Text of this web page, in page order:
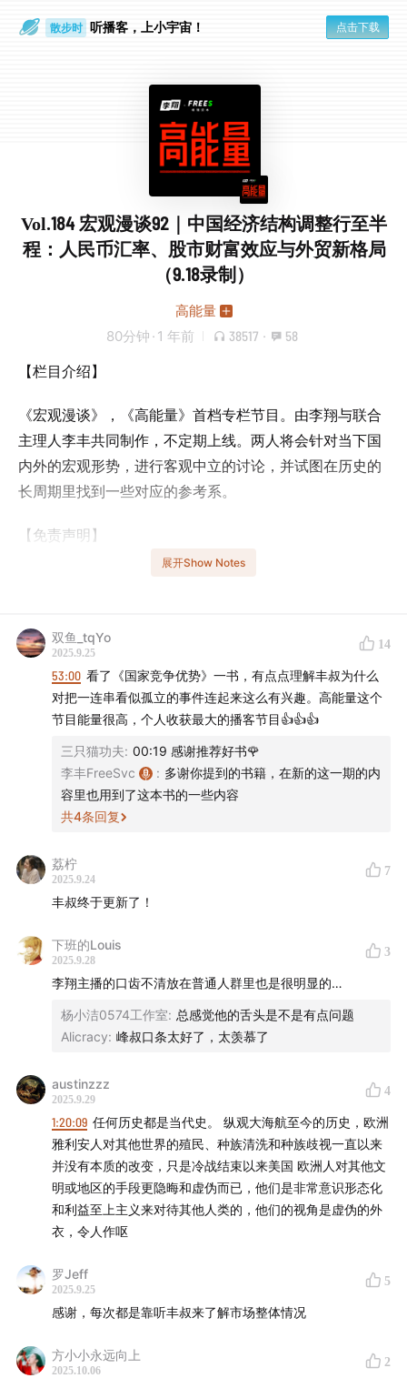
散步时 听播客，上小宇宙！ 点击下载
Vol.184 宏观漫谈92｜中国经济结构调整行至半
程：人民币汇率、股市财富效应与外贸新格局
（9.18录制）
高能量
80分钟 · 1 年前 38517 · 58
【栏目介绍】
《宏观漫谈》，《高能量》首档专栏节目。由李翔与联合
主理人李丰共同制作，不定期上线。两人将会针对当下国
内外的宏观形势，进行客观中立的讨论，并试图在历史的
长周期里找到一些对应的参考系。
【免责声明】
【内容索引】
当地时间9月17日，美联储决定降息25个基点，基本
兑现了市场自4月以来的降息预期。
当前，人民币汇率保持稳定，并对美元呈现升值。
这主要是因为市场对美元弱势预期的兑现、关税可能引发
的美国货品通胀，以及美国服务业通胀等因素的叠加。
05:57
尽管市场对人民币汇率存在升值预期，但明年人民
币大幅升值的可能性或许并不大。
33.1%，与此同时，中国整体出口总额却实现了4.8%的同
比增长。如何理解这一组看似矛盾的数据？
2024年，中国出口贸易中高技术产品占比18.2%，
今年上半年同比增长9.2%。由于高技术附加值产品对汇率
有助于巩固人民币汇率的升值预期，还能增强人民币对其
他国家的购买力，保持中国外贸的竞争力。
这两件事，叠加与中国开展本币互换的国家数量和互
换规模的持续扩大，都有助于中国的国际贸易结构调整。
9月12日，国家外汇管理局发布通知，提到将便利境
接收境外资金等事项
这可能释放出的信号是中国在外汇
使用和管制上的适度放宽。
21:12 中国外汇政策调整可能基于以下三个前提：一，人民
展开Show Notes
双鱼_tqYo
2025.9.25
14
53:00 看了《国家竞争优势》一书，有点点理解丰叔为什么
对把一连串看似孤立的事件连起来这么有兴趣。高能量这个
节目能量很高，个人收获最大的播客节目👍👍👍
三只猫功夫: 00:19 感谢推荐好书🌹
李丰FreeSvc
: 多谢你提到的书籍，在新的这一期的内
容里也用到了这本书的一些内容
共4条回复
荔柠
2025.9.24
7
丰叔终于更新了！
下班的Louis
2025.9.28
3
李翔主播的口齿不清放在普通人群里也是很明显的…
杨小洁0574工作室: 总感觉他的舌头是不是有点问题
Alicracy: 峰叔口条太好了，太羡慕了
austinzzz
2025.9.29
4
1:20:09 任何历史都是当代史。 纵观大海航至今的历史，欧洲
雅利安人对其他世界的殖民、种族清洗和种族歧视一直以来
并没有本质的改变，只是冷战结束以来美国 欧洲人对其他文
明或地区的手段更隐晦和虚伪而已，他们是非常意识形态化
和利益至上主义来对待其他人类的，他们的视角是虚伪的外
衣，令人作呕
罗Jeff
2025.9.25
5
感谢，每次都是靠听丰叔来了解市场整体情况
方小小永远向上
2025.10.06
2